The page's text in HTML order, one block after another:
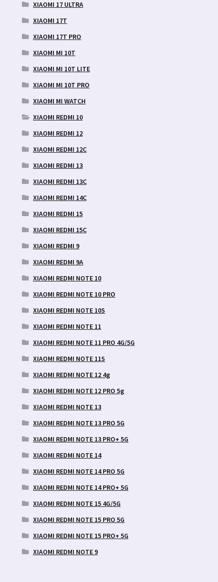
XIAOMI 17 ULTRA
XIAOMI 17T
XIAOMI 17T PRO
XIAOMI MI 10T
XIAOMI MI 10T LITE
XIAOMI MI 10T PRO
XIAOMI MI WATCH
XIAOMI REDMI 10
XIAOMI REDMI 12
XIAOMI REDMI 12C
XIAOMI REDMI 13
XIAOMI REDMI 13C
XIAOMI REDMI 14C
XIAOMI REDMI 15
XIAOMI REDMI 15C
XIAOMI REDMI 9
XIAOMI REDMI 9A
XIAOMI REDMI NOTE 10
XIAOMI REDMI NOTE 10 PRO
XIAOMI REDMI NOTE 10S
XIAOMI REDMI NOTE 11
XIAOMI REDMI NOTE 11 PRO 4G/5G
XIAOMI REDMI NOTE 11S
XIAOMI REDMI NOTE 12 4g
XIAOMI REDMI NOTE 12 PRO 5g
XIAOMI REDMI NOTE 13
XIAOMI REDMI NOTE 13 PRO 5G
XIAOMI REDMI NOTE 13 PRO+ 5G
XIAOMI REDMI NOTE 14
XIAOMI REDMI NOTE 14 PRO 5G
XIAOMI REDMI NOTE 14 PRO+ 5G
XIAOMI REDMI NOTE 15 4G/5G
XIAOMI REDMI NOTE 15 PRO 5G
XIAOMI REDMI NOTE 15 PRO+ 5G
XIAOMI REDMI NOTE 9